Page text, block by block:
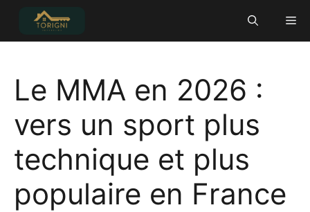
contenu
Le MMA en 2026 :
vers un sport plus
technique et plus
populaire en France